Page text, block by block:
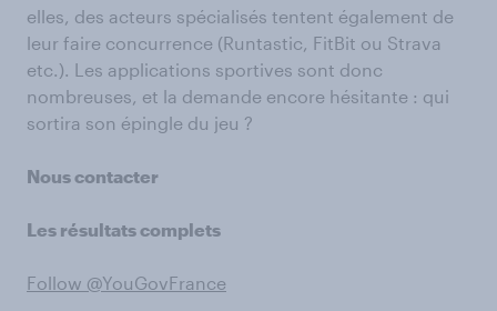
elles, des acteurs spécialisés tentent également de
leur faire concurrence (Runtastic, FitBit ou Strava
etc.). Les applications sportives sont donc
nombreuses, et la demande encore hésitante : qui
sortira son épingle du jeu ?
Nous contacter
Les résultats complets
Follow @YouGovFrance